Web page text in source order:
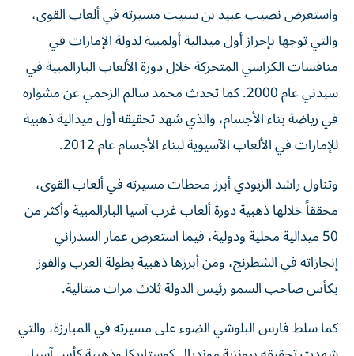
واستعرض نصيب عبيد بن سبيت مسيرته في ألعاب القوى،
والتي توجها بإحراز أول ميدالية أولمبية لدولة الإمارات في
منافسات الكراسي المتحركة خلال دورة الألعاب البارالمبية في
سيدني عام 2000. كما تحدث محمد سالم الزحمي عن مشواره
في رياضة بناء الأجسام، والذي شهد تحقيقه أول ميدالية ذهبية
للإمارات في الألعاب الآسيوية لبناء الأجسام عام 2012.
وتناول راشد الزيودي أبرز محطات مسيرته في ألعاب القوى،
محققاً خلالها ذهبية دورة ألعاب غرب آسيا البارالمبية وأكثر من
50 ميدالية محلية ودولية، فيما استعرض عمار السدراني
إنجازاته في الشطرنج، ومن أبرزها ذهبية بطولة العرب والفوز
بكأس صاحب السمو رئيس الدولة ثلاث مرات متتالية.
كما سلط فارس البلوشي الضوء على مسيرته في المبارزة، والتي